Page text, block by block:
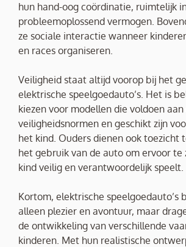
hun hand-oog coördinatie, ruimtelijk
probleemoplossend vermogen.
ze sociale interactie wanneer
en races organiseren.
Veiligheid staat altijd voorop bij het
elektrische speelgoedauto’s. Het is
kiezen voor modellen die voldoen
veiligheidsnormen en geschikt zijn
het kind. Ouders dienen ook toezicht
het gebruik van de auto om ervoor te
kind veilig en verantwoordelijk speelt.
Kortom, elektrische speelgoedauto’s
alleen plezier en avontuur, maar
de ontwikkeling van verschillende
kinderen. Met hun realistische